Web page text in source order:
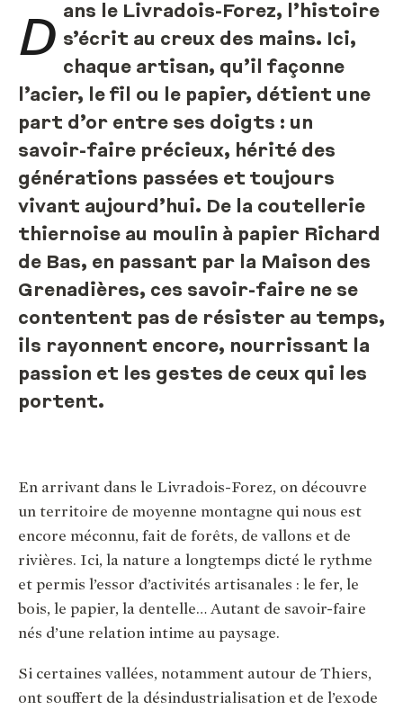
D ans le Livradois-Forez, l’histoire
s’écrit au creux des mains. Ici,
chaque artisan, qu’il façonne
l’acier, le fil ou le papier, détient une
part d’or entre ses doigts : un
savoir-faire précieux, hérité des
générations passées et toujours
vivant aujourd’hui. De la coutellerie
thiernoise au moulin à papier Richard
de Bas, en passant par la Maison des
Grenadières, ces savoir-faire ne se
contentent pas de résister au temps,
ils rayonnent encore, nourrissant la
passion et les gestes de ceux qui les
portent.
En arrivant dans le Livradois-Forez, on découvre
un territoire de moyenne montagne qui nous est
encore méconnu, fait de forêts, de vallons et de
rivières. Ici, la nature a longtemps dicté le rythme
et permis l’essor d’activités artisanales : le fer, le
bois, le papier, la dentelle… Autant de savoir-faire
nés d’une relation intime au paysage.
Si certaines vallées, notamment autour de Thiers,
ont souffert de la désindustrialisation et de l’exode